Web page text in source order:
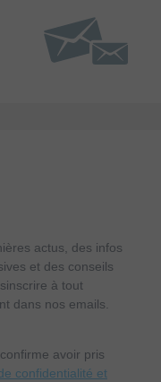
actus, des infos
et des conseils
à tout
dans nos emails.
avoir pris
confidentialité et